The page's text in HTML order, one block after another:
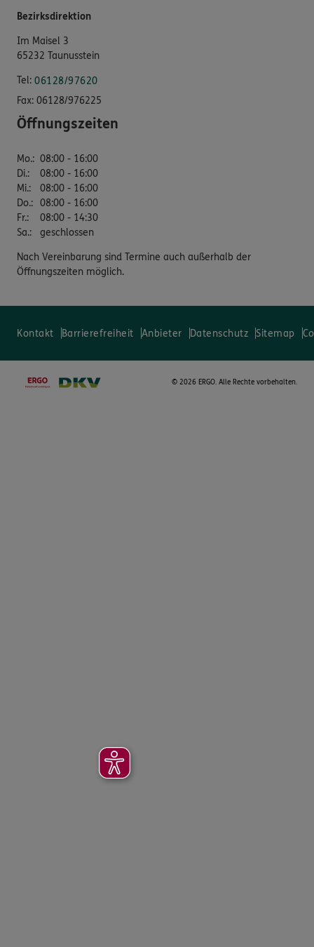
Bezirksdirektion
Im Maisel 3
65232 Taunusstein
Tel: 06128/97620
Fax: 06128/976225
Öffnungszeiten
Mo.: 08:00 - 16:00
Di.:
08:00 - 16:00
Mi.:
08:00 - 16:00
Do.: 08:00 - 16:00
Fr.:
08:00 - 14:30
Sa.: geschlossen
Nach Vereinbarung sind Termine auch außerhalb der
Öffnungszeiten möglich.
Kontakt Barrierefreiheit Anbieter Datenschutz Sitemap
© 2026 ERGO. Alle Rechte vorbehalten.